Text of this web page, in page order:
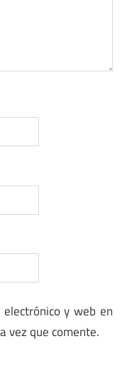
y web en
vez que comente.